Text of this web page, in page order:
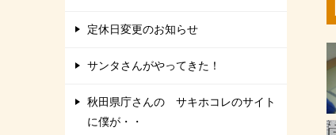
定休日変更のお知らせ
サンタさんがやってきた！
秋田県庁さんの サキホコレのサイト
に僕が・・